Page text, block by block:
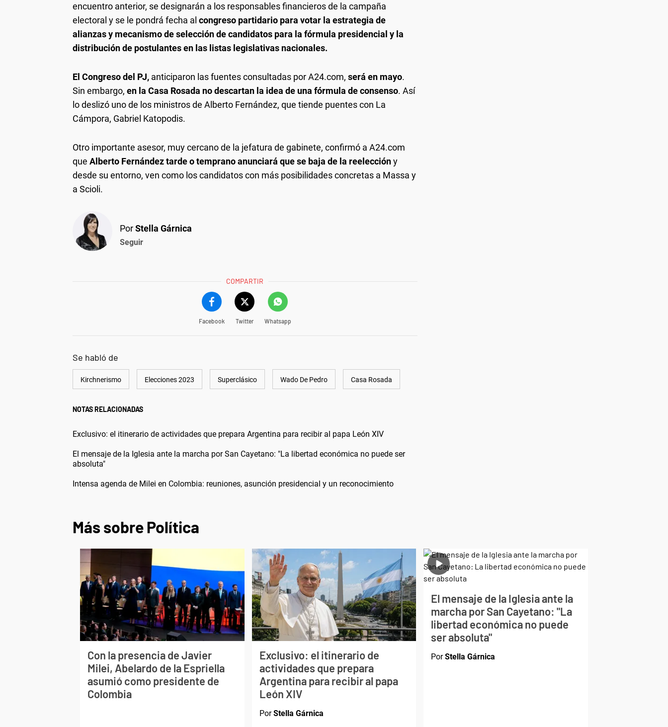
encuentro anterior, se designarán a los responsables financieros de la campaña
electoral y se le pondrá fecha al congreso partidario para votar la estrategia de
alianzas y mecanismo de selección de candidatos para la fórmula presidencial y la
distribución de postulantes en las listas legislativas nacionales.
El Congreso del PJ, anticiparon las fuentes consultadas por A24.com, será en mayo.
Sin embargo, en la Casa Rosada no descartan la idea de una fórmula de consenso. Así
lo deslizó uno de los ministros de Alberto Fernández, que tiende puentes con La
Cámpora, Gabriel Katopodis.
Otro importante asesor, muy cercano de la jefatura de gabinete, confirmó a A24.com
que Alberto Fernández tarde o temprano anunciará que se baja de la reeleccióny
desde su entorno, ven como los candidatos con más posibilidades concretas a Massa y
a Scioli.
PorStella Gárnica
Seguir
COMPARTIR
Facebook Twitter Whatsapp
Se habló de
Kirchnerismo Elecciones 2023 Superclásico Wado De Pedro Casa Rosada
NOTAS RELACIONADAS
Exclusivo: el itinerario de actividades que prepara Argentina para recibir al papa León XIV
El mensaje de la Iglesia ante la marcha por San Cayetano: "La libertad económica no puede ser
absoluta"
Intensa agenda de Milei en Colombia: reuniones, asunción presidencial y un reconocimiento
Más sobre Política
Con la presencia de Javier
Milei, Abelardo de la Espriella
asumió como presidente de
Colombia
Exclusivo: el itinerario de
actividades que prepara
Argentina para recibir al papa
León XIV
PorStella Gárnica
El mensaje de la Iglesia ante la
marcha por San Cayetano: "La
libertad económica no puede
ser absoluta"
PorStella Gárnica